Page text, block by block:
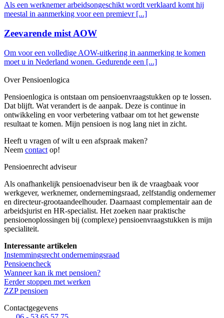
Als een werknemer arbeidsongeschikt wordt verklaard komt hij
meestal in aanmerking voor een premievr [...]
Zeevarende mist AOW
Om voor een volledige AOW-uitkering in aanmerking te komen
moet u in Nederland wonen. Gedurende een [...]
Over Pensioenlogica
Pensioenlogica is ontstaan om pensioenvraagstukken op te lossen.
Dat blijft. Wat verandert is de aanpak. Deze is continue in
ontwikkeling en voor verbetering vatbaar om tot het gewenste
resultaat te komen. Mijn pensioen is nog lang niet in zicht.
Heeft u vragen of wilt u een afspraak maken?
Neem contact op!
Pensioenrecht adviseur
Als onafhankelijk pensioenadviseur ben ik de vraagbaak voor
werkgever, werknemer, ondernemingsraad, zelfstandig ondernemer
en directeur-grootaandeelhouder. Daarnaast complementair aan de
arbeidsjurist en HR-specialist. Het zoeken naar praktische
pensioenoplossingen bij (complexe) pensioenvraagstukken is mijn
specialiteit.
Interessante artikelen
Instemmingsrecht ondernemingsraad
Pensioencheck
Wanneer kan ik met pensioen?
Eerder stoppen met werken
ZZP pensioen
Contactgegevens